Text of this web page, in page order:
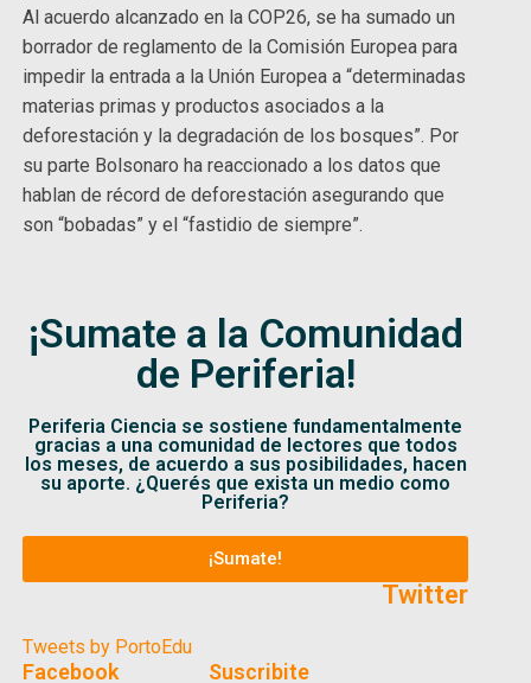
Al acuerdo alcanzado en la COP26, se ha sumado un
borrador de reglamento de la Comisión Europea para
impedir la entrada a la Unión Europea a “determinadas
materias primas y productos asociados a la
deforestación y la degradación de los bosques”. Por
su parte Bolsonaro ha reaccionado a los datos que
hablan de récord de deforestación asegurando que
son “bobadas” y el “fastidio de siempre”.
¡Sumate a la Comunidad
de Periferia!
Periferia Ciencia se sostiene fundamentalmente
gracias a una comunidad de lectores que todos
los meses, de acuerdo a sus posibilidades, hacen
su aporte. ¿Querés que exista un medio como
Periferia?
¡Sumate!
Twitter
Tweets by PortoEdu
Facebook Suscribite